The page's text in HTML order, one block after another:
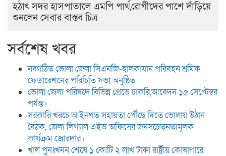
হঠাৎ সদর হাসপাতালে এমপি পার্থ,রোগীদের পাশে দাঁড়িয়ে
শুনলেন সেবার বাস্তব চিত্র
সর্বশেষ খবর
নবগঠিত ভোলা জেলা সিএনজি-হালকাযান পরিবহন শ্রমিক
ফেডারেশনের পরিচিতি সভা অনুষ্ঠিত
ভোলা জেলা পরিষদে বিভিন্ন গ্রেডে চাকরি,আবেদন ১৫ সেপ্টেম্বর
পর্যন্ত।
সরকারি খরচে আইনগত সহায়তা পৌঁছে দিতে ভোলায় উঠান
বৈঠক, জেলা লিগ্যাল এইড অফিসের জনসচেতনতামূলক
কার্যক্রম জোরদার।
খাল পুনঃখনন শেষে ১ কোটি ২ লাখ টাকা রাষ্ট্রীয় কোষাগারে